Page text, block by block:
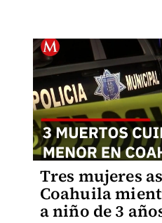
Tres mujeres
Coahuila
a niño de 3